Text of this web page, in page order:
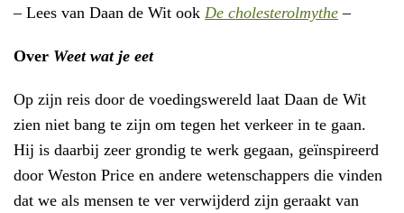
– Lees van Daan de Wit ook De cholesterolmythe –
Over Weet wat je eet
Op zijn reis door de voedingswereld laat Daan de Wit
zien niet bang te zijn om tegen het verkeer in te gaan.
Hij is daarbij zeer grondig te werk gegaan, geïnspireerd
door Weston Price en andere wetenschappers die vinden
dat we als mensen te ver verwijderd zijn geraakt van